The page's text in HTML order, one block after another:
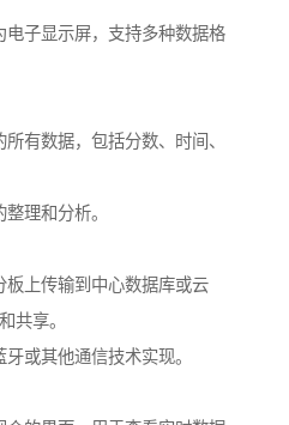
子显示屏，支持多种数据格
有数据，包括分数、时间、
理和分析。
上传输到中心数据库或云
共享。
或其他通信技术实现。